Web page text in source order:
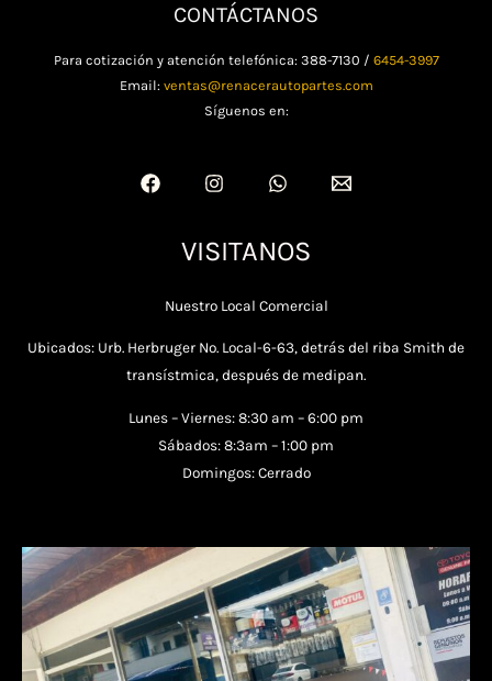
CONTÁCTANOS
Para cotización y atención telefónica: 388-7130 / 6454-3997
Email: ventas@renacerautopartes.com
Síguenos en:
VISITANOS
Nuestro Local Comercial
Ubicados: Urb. Herbruger No. Local-6-63, detrás del riba Smith de
transístmica, después de medipan.
Lunes – Viernes: 8:30 am – 6:00 pm
Sábados: 8:3am – 1:00 pm
Domingos: Cerrado